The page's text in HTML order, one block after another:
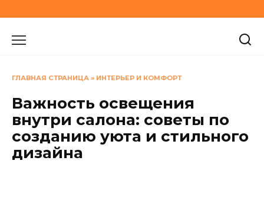
к
содержанию
ГЛАВНАЯ СТРАНИЦА » ИНТЕРЬЕР И КОМФОРТ
Важность освещения
внутри салона: советы по
созданию уюта и стильного
дизайна